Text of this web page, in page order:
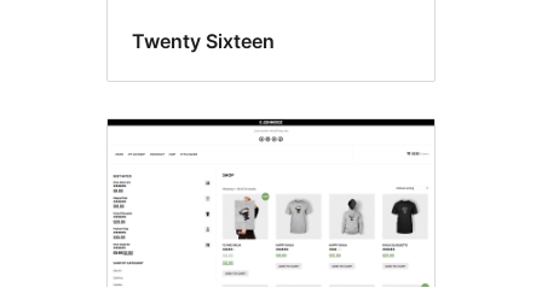
Twenty Sixteen